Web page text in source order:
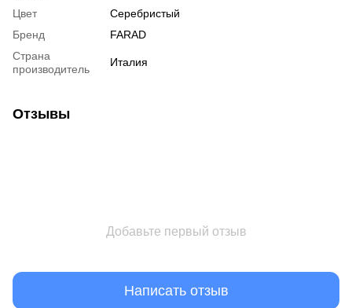
Цвет
Серебристый
Бренд
FARAD
Страна
производитель
Италия
Отзывы
Добавьте первый отзыв
Написать отзыв